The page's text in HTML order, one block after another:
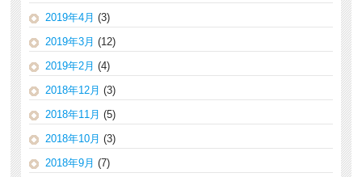
2019年4月 (3)
2019年3月 (12)
2019年2月 (4)
2018年12月 (3)
2018年11月 (5)
2018年10月 (3)
2018年9月 (7)